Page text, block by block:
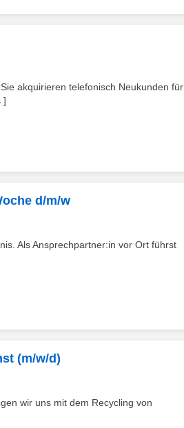
akquirieren telefonisch Neukunden für
]
d/m/w
Als Ansprechpartner:in vor Ort führst
(m/w/d)
wir uns mit dem Recycling von